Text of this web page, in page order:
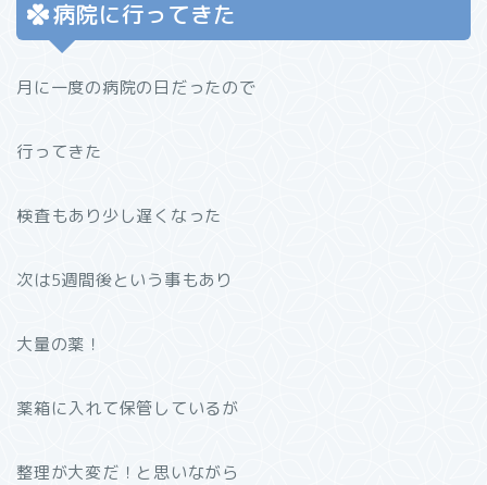
病院に行ってきた
月に一度の病院の日だったので
行ってきた
検査もあり少し遅くなった
次は5週間後という事もあり
大量の薬！
薬箱に入れて保管しているが
整理が大変だ！と思いながら